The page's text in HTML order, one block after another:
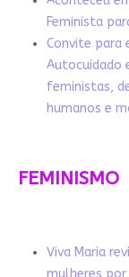
Feminista
Convite para
Autocuidado
feministas,
humanos e
FEMINISMO
Viva Maria
mulheres